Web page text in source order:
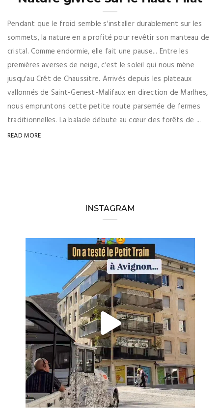
Pendant que le froid semble s'installer durablement sur les
sommets, la nature en a profité pour revêtir son manteau de
cristal. Comme endormie, elle fait une pause... Entre les
premières averses de neige, c'est le soleil qui nous mène
jusqu'au Crêt de Chaussitre. Arrivés depuis les plateaux
vallonnés de Saint-Genest-Malifaux en direction de Marlhes,
nous empruntons cette petite route parsemée de fermes
traditionnelles. La balade débute au cœur des forêts de ...
READ MORE
INSTAGRAM